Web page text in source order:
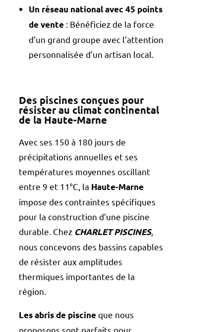
Un réseau national avec 45 points
de vente : Bénéficiez de la force
d’un grand groupe avec l’attention
personnalisée d’un artisan local.
Des piscines conçues pour
résister au climat continental
de la Haute-Marne
Avec ses 150 à 180 jours de
précipitations annuelles et ses
températures moyennes oscillant
entre 9 et 11°C, la Haute-Marne
impose des contraintes spécifiques
pour la construction d’une piscine
durable. Chez CHARLET PISCINES,
nous concevons des bassins capables
de résister aux amplitudes
thermiques importantes de la
région.
Les abris de piscineque nous
proposons sont parfaits pour